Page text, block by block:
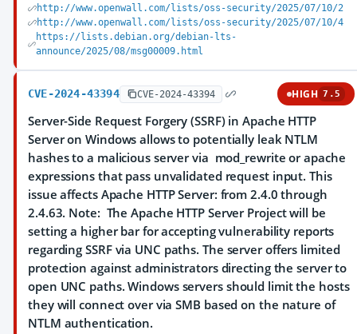
http://www.openwall.com/lists/oss-security/2025/07/10/2
http://www.openwall.com/lists/oss-security/2025/07/10/4
https://lists.debian.org/debian-lts-
announce/2025/08/msg00009.html
CVE-2024-43394 CVE-2024-43394 HIGH 7.5
Server-Side Request Forgery (SSRF) in Apache HTTP
Server on Windows allows to potentially leak NTLM
hashes to a malicious server via mod_rewrite or apache
expressions that pass unvalidated request input. This
issue affects Apache HTTP Server: from 2.4.0 through
2.4.63. Note: The Apache HTTP Server Project will be
setting a higher bar for accepting vulnerability reports
regarding SSRF via UNC paths. The server offers limited
protection against administrators directing the server to
open UNC paths. Windows servers should limit the hosts
they will connect over via SMB based on the nature of
NTLM authentication.